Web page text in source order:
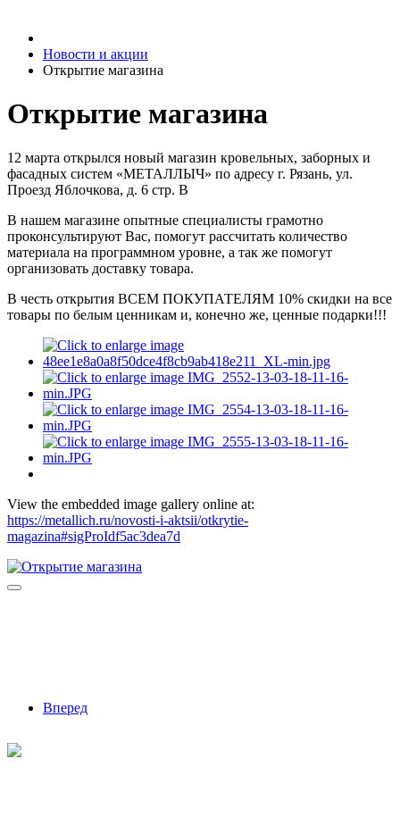
Новости и акции
Открытие магазина
Открытие магазина
12 марта открылся новый магазин кровельных, заборных и
фасадных систем «МЕТАЛЛЫЧ» по адресу г. Рязань, ул.
Проезд Яблочкова, д. 6 стр. В
В нашем магазине опытные специалисты грамотно
проконсультируют Вас, помогут рассчитать количество
материала на программном уровне, а так же помогут
организовать доставку товара.
В честь открытия ВСЕМ ПОКУПАТЕЛЯМ 10% скидки на все
товары по белым ценникам и, конечно же, ценные подарки!!!
View the embedded image gallery online at:
https://metallich.ru/novosti-i-aktsii/otkrytie-
magazina#sigProIdf5ac3dea7d
Вперед